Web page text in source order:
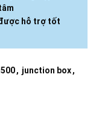
hỗ trợ tốt
, junction box,